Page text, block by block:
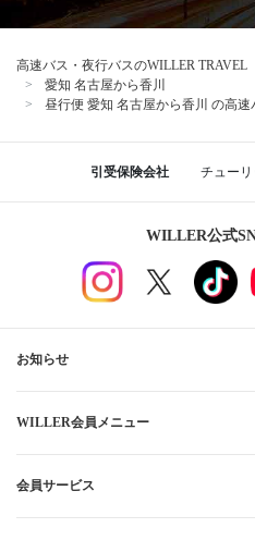
高速バス・夜行バスのWILLER TRAVEL
愛知 名古屋から香川
昼行便 愛知 名古屋から香川 の高
引受保険会社 チュー
WILLER公式
お知らせ
WILLER会員メニュー
会員サービス